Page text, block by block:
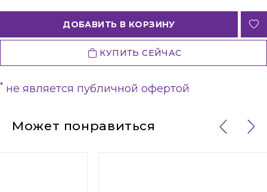
ДОБАВИТЬ В КОРЗИНУ
КУПИТЬ СЕЙЧАС
* не является публичной офертой
Может понравиться